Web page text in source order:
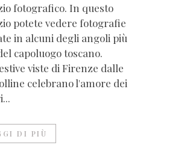
fotografico. In questo
potete vedere fotografie
in alcuni degli angoli più
capoluogo toscano.
viste di Firenze dalle
celebrano l'amore dei
DI PIÙ